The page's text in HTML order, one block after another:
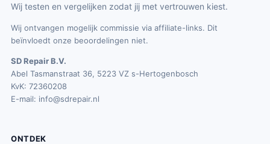
Wij testen en vergelijken zodat jij met vertrouwen kiest.
Wij ontvangen mogelijk commissie via affiliate-links. Dit
beïnvloedt onze beoordelingen niet.
SD Repair B.V.
Abel Tasmanstraat 36, 5223 VZ s-Hertogenbosch
KvK: 72360208
E-mail: info@sdrepair.nl
ONTDEK